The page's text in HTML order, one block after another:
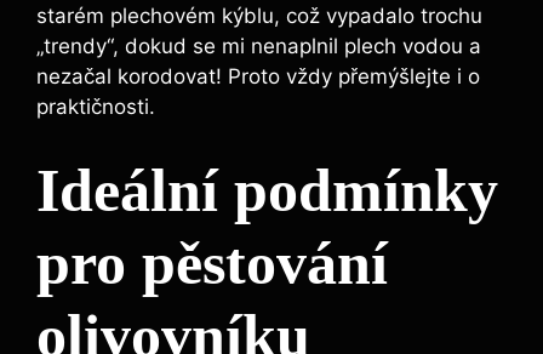
starém plechovém kýblu, což vypadalo trochu
„trendy“, dokud se mi nenaplnil plech vodou a
nezačal korodovat! Proto vždy přemýšlejte i o
praktičnosti.
Ideální podmínky
pro pěstování
olivovníku